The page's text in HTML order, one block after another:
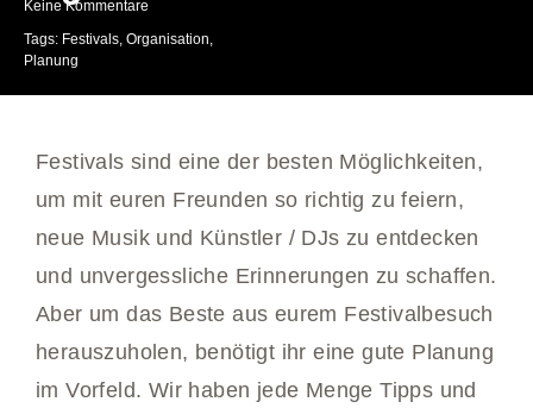
Keine Kommentare
Tags: Festivals Organisation
Planung
Festivals sind eine der besten Möglichkeiten,
um mit euren Freunden so richtig zu feiern,
neue Musik und Künstler / DJs zu entdecken
und unvergessliche Erinnerungen zu schaffen.
Aber um das Beste aus eurem Festivalbesuch
herauszuholen, benötigt ihr eine gute Planung
im Vorfeld. Wir haben jede Menge Tipps und